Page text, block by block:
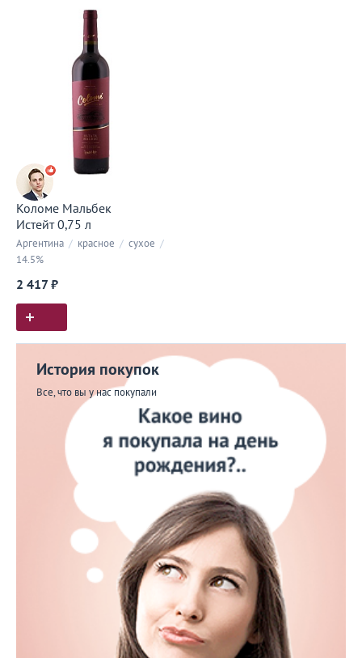
Коломе Мальбек
Истейт 0,75 л
Аргентина / красное / сухое /
14.5%
2 417 ₽
История покупок
Все, что вы у нас покупали